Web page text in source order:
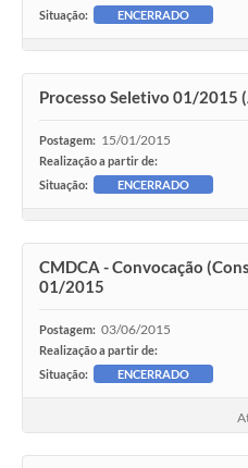
Situação:
ENCERRADO
Processo Seletivo 01/2015
Postagem: 15/01/2015
Realização a partir de:
Situação:
ENCERRADO
CMDCA - Convocação
01/2015
Postagem: 03/06/2015
Realização a partir de:
Situação:
ENCERRADO